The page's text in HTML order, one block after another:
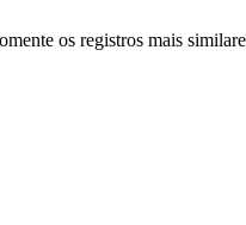
os registros mais